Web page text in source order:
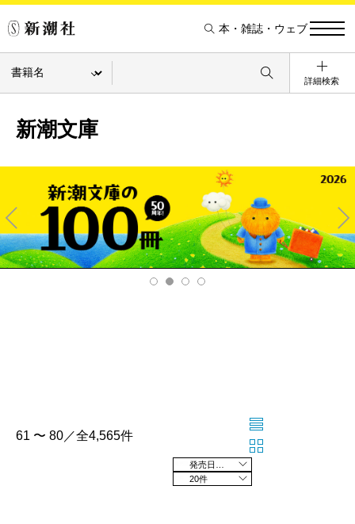
本・雑誌・ウェブ
詳細検索
新潮文庫
Pre
v
Ne
xt
61 〜 80／全4,565件
20件